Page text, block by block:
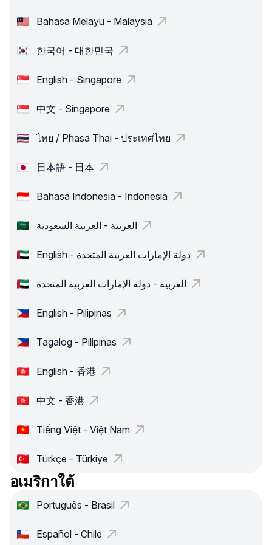
Bahasa Melayu - Malaysia
한국어 - 대한민국
English - Singapore
中文 - Singapore
ไทย / Phasa Thai - ประเทศไทย
日本語 - 日本
Bahasa Indonesia - Indonesia
العربية - العربية السعودية
English - دولة الإمارات العربية المتحدة
العربية - دولة الإمارات العربية المتحدة
English - Pilipinas
Tagalog - Pilipinas
English - 香港
中文 - 香港
Tiếng Việt - Việt Nam
Türkçe - Türkiye
อเมริกาใต้
Português - Brasil
Español - Chile